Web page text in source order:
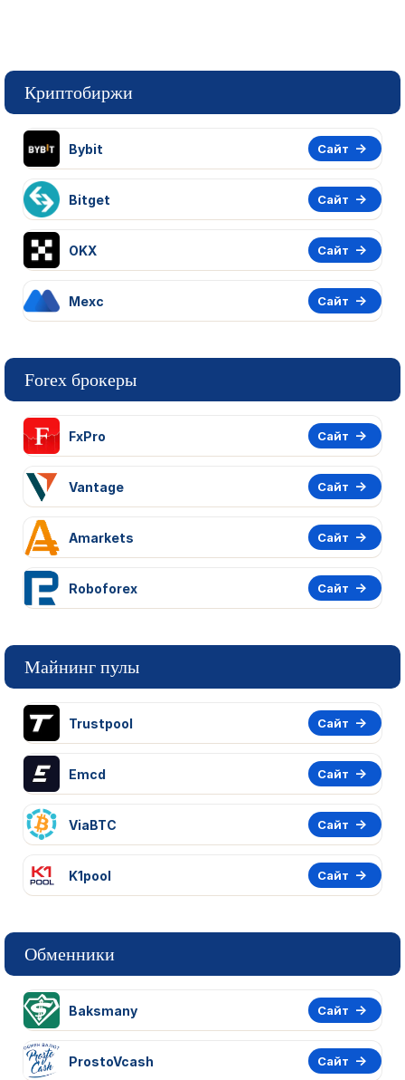
Криптобиржи
Bybit Сайт
Bitget Сайт
OKX Сайт
Mexc Сайт
Forex брокеры
FxPro Сайт
Vantage Сайт
Amarkets Сайт
Roboforex Сайт
Майнинг пулы
Trustpool Сайт
Emcd Сайт
ViaBTC Сайт
K1pool Сайт
Обменники
Baksmany Сайт
ProstoVcash Сайт